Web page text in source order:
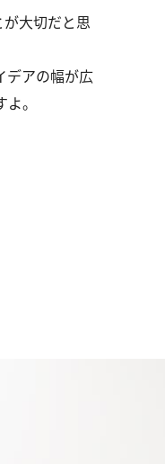
大切だと思
デアの幅が広
。